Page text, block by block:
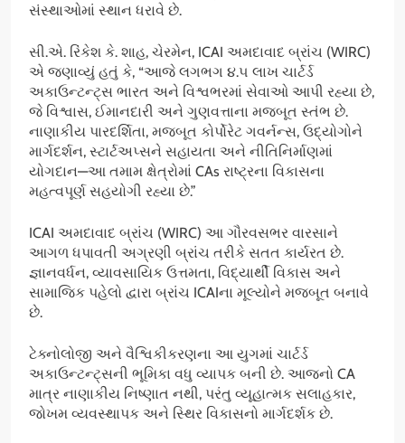
સંસ્થાઓમાં સ્થાન ધરાવે છે.
સી.એ. રિંકેશ કે. શાહ, ચેરમેન, ICAI અમદાવાદ બ્રાંચ (WIRC)
એ જણાવ્યું હતું કે, “આજે લગભગ ૪.૫ લાખ ચાર્ટર્ડ
અકાઉન્ટન્ટ્સ ભારત અને વિશ્વભરમાં સેવાઓ આપી રહ્યા છે,
જે વિશ્વાસ, ઈમાનદારી અને ગુણવત્તાના મજબૂત સ્તંભ છે.
નાણાકીય પારદર્શિતા, મજબૂત કોર્પોરેટ ગવર્નન્સ, ઉદ્યોગોને
માર્ગદર્શન, સ્ટાર્ટઅપ્સને સહાયતા અને નીતિનિર્માણમાં
યોગદાન—આ તમામ ક્ષેત્રોમાં CAs રાષ્ટ્રના વિકાસના
મહત્વપૂર્ણ સહયોગી રહ્યા છે.”
ICAI અમદાવાદ બ્રાંચ (WIRC) આ ગૌરવસભર વારસાને
આગળ ધપાવતી અગ્રણી બ્રાંચ તરીકે સતત કાર્યરત છે.
જ્ઞાનવર્ધન, વ્યાવસાયિક ઉત્તમતા, વિદ્યાર્થી વિકાસ અને
સામાજિક પહેલો દ્વારા બ્રાંચ ICAIના મૂલ્યોને મજબૂત બનાવે
છે.
ટેક્નોલોજી અને વૈશ્વિકીકરણના આ યુગમાં ચાર્ટર્ડ
અકાઉન્ટન્ટ્સની ભૂમિકા વધુ વ્યાપક બની છે. આજનો CA
માત્ર નાણાકીય નિષ્ણાત નથી, પરંતુ વ્યૂહાત્મક સલાહકાર,
જોખમ વ્યવસ્થાપક અને સ્થિર વિકાસનો માર્ગદર્શક છે.